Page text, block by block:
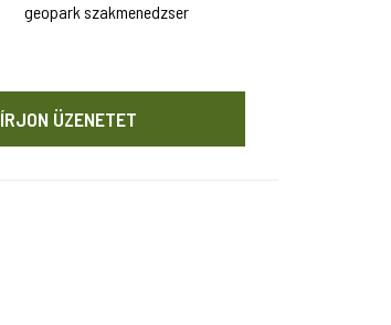
geopark szakmenedzser
ÍRJON ÜZENETET